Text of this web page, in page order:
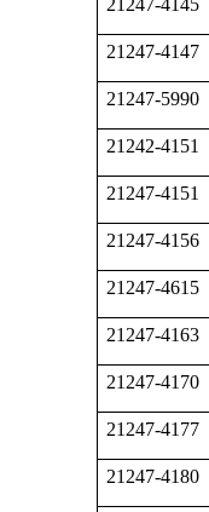
21247-4145
21247-4147
21247-5990
21242-4151
21247-4151
21247-4156
21247-4615
21247-4163
21247-4170
21247-4177
21247-4180